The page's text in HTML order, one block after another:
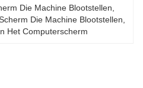
Die Machine Blootstellen
Die Machine Blootstellen
Het Computerscherm